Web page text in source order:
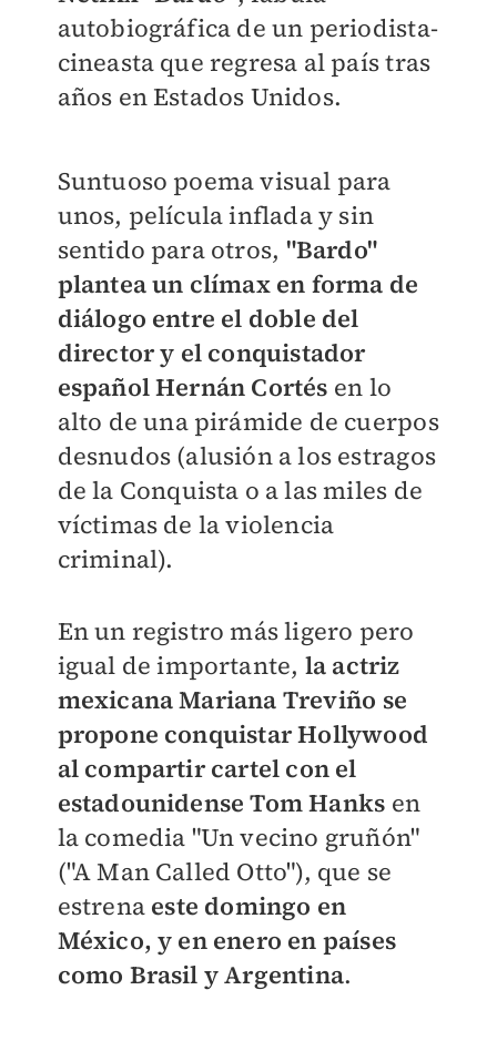
autobiográfica de un periodista-
cineasta que regresa al país tras
años en Estados Unidos.
Suntuoso poema visual para
unos, película inflada y sin
sentido para otros, "Bardo"
plantea un clímax en forma de
diálogo entre el doble del
director y el conquistador
español Hernán Cortés en lo
alto de una pirámide de cuerpos
desnudos (alusión a los estragos
de la Conquista o a las miles de
víctimas de la violencia
criminal).
En un registro más ligero pero
igual de importante, la actriz
mexicana Mariana Treviño se
propone conquistar Hollywood
al compartir cartel con el
estadounidense Tom Hanks en
la comedia "Un vecino gruñón"
("A Man Called Otto"), que se
estrena este domingo en
México, y en enero en países
como Brasil y Argentina.